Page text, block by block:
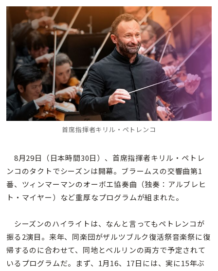
首席指揮者キリル・ペトレンコ
8月29日（日本時間30日）、首席指揮者キリル・ペトレ
ンコのタクトでシーズンは開幕。ブラームスの交響曲第1
番、ツィンマーマンのオーボエ協奏曲（独奏：アルブレヒ
ト・マイヤー）など重厚なプログラムが組まれた。
シーズンのハイライトは、なんと言ってもペトレンコが
振る2演目。来年、同楽団がザルツブルク復活祭音楽祭に復
帰するのに合わせて、同地とベルリンの両方で予定されて
いるプログラムだ。まず、1月16、17日には、実に15年ぶ